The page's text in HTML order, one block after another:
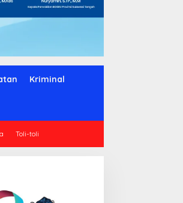
Kriminal
Toli-toli